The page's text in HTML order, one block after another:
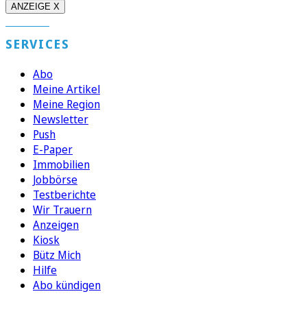
ANZEIGE X
SERVICES
Abo
Meine Artikel
Meine Region
Newsletter
Push
E-Paper
Immobilien
Jobbörse
Testberichte
Wir Trauern
Anzeigen
Kiosk
Bütz Mich
Hilfe
Abo kündigen